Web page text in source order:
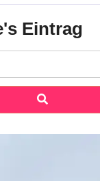
Eintrag